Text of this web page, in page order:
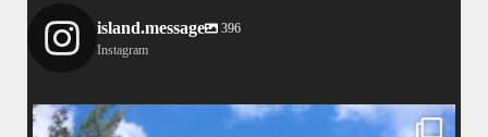
island.message
396
Instagram
island.message